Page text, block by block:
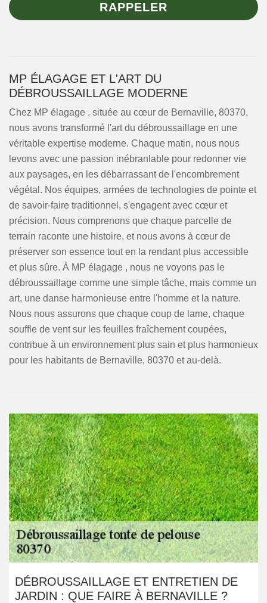
MP ÉLAGAGE ET L'ART DU
DÉBROUSSAILLAGE MODERNE
Chez MP élagage , située au cœur de Bernaville, 80370,
nous avons transformé l'art du débroussaillage en une
véritable expertise moderne. Chaque matin, nous nous
levons avec une passion inébranlable pour redonner vie
aux paysages, en les débarrassant de l'encombrement
végétal. Nos équipes, armées de technologies de pointe et
de savoir-faire traditionnel, s'engagent avec cœur et
précision. Nous comprenons que chaque parcelle de
terrain raconte une histoire, et nous avons à cœur de
préserver son essence tout en la rendant plus accessible
et plus sûre. À MP élagage , nous ne voyons pas le
débroussaillage comme une simple tâche, mais comme un
art, une danse harmonieuse entre l'homme et la nature.
Nous nous assurons que chaque coup de lame, chaque
souffle de vent sur les feuilles fraîchement coupées,
contribue à un environnement plus sain et plus harmonieux
pour les habitants de Bernaville, 80370 et au-delà.
DÉBROUSSAILLAGE ET ENTRETIEN DE
JARDIN : QUE FAIRE À BERNAVILLE ?